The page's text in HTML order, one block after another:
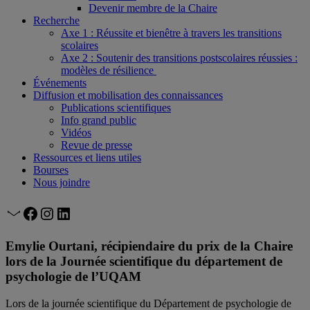
Devenir membre de la Chaire
Recherche
Axe 1 : Réussite et bienêtre à travers les transitions
scolaires
Axe 2 : Soutenir des transitions postscolaires réussies :
modèles de résilience
Événements
Diffusion et mobilisation des connaissances
Publications scientifiques
Info grand public
Vidéos
Revue de presse
Ressources et liens utiles
Bourses
Nous joindre
Courriel
Facebook
Instagram
LinkedIn
Emylie Ourtani, récipiendaire du prix de la Chaire
lors de la Journée scientifique du département de
psychologie de l’UQAM
Lors de la journée scientifique du Département de psychologie de